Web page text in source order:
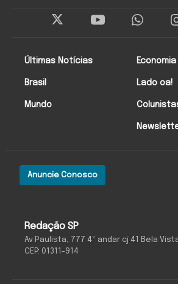
Redação SP
Av Paulista, 777 4º andar cj 41 Bela
CEP: 01311-914
Anuncie Conosco
Últimas Notícias
Brasil
Mundo
Economia
Lado oa!